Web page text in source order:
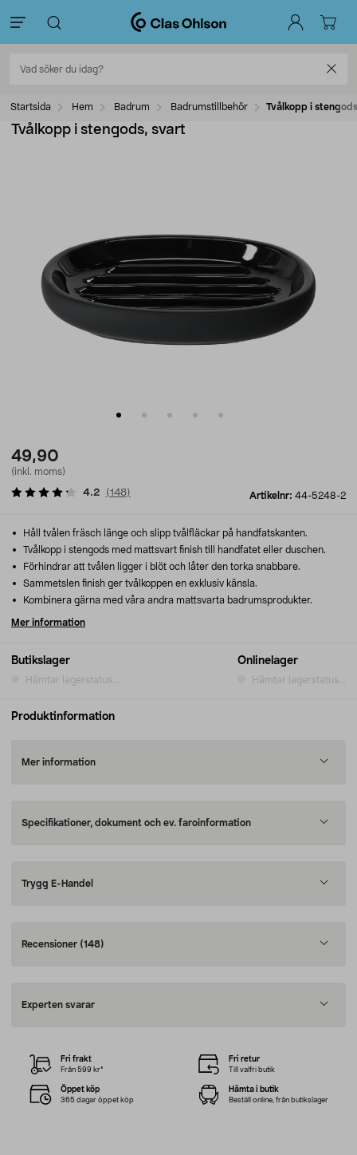
Startsida Hem Badrum Badrumstillbehör Tvålkopp i
Tvålkopp i stengods, svart
49,90
(inkl. moms)
Artikelnr: 44-5248-2
4.2 (148)
Butikslager
Hämtar lagerstatus...
Onlinelager
Hämtar lagerstatus...
Håll tvålen fräsch länge och slipp tvålfläckar på handfatskanten.
Tvålkopp i stengods med mattsvart finish till handfatet eller duschen.
Förhindrar att tvålen ligger i blöt och låter den torka snabbare.
Sammetslen finish ger tvålkoppen en exklusiv känsla.
Kombinera gärna med våra andra mattsvarta badrumsprodukter.
Mer information
Produktinformation
Mer information
Specifikationer, dokument och ev. faroinformation
Trygg E-Handel
Recensioner (148)
Experten svarar
Fri frakt
Från 599 kr*
Fri retur
Till valfri butik
Öppet köp
365 dagar öppet köp
Hämta i butik
Beställ online, från butikslager